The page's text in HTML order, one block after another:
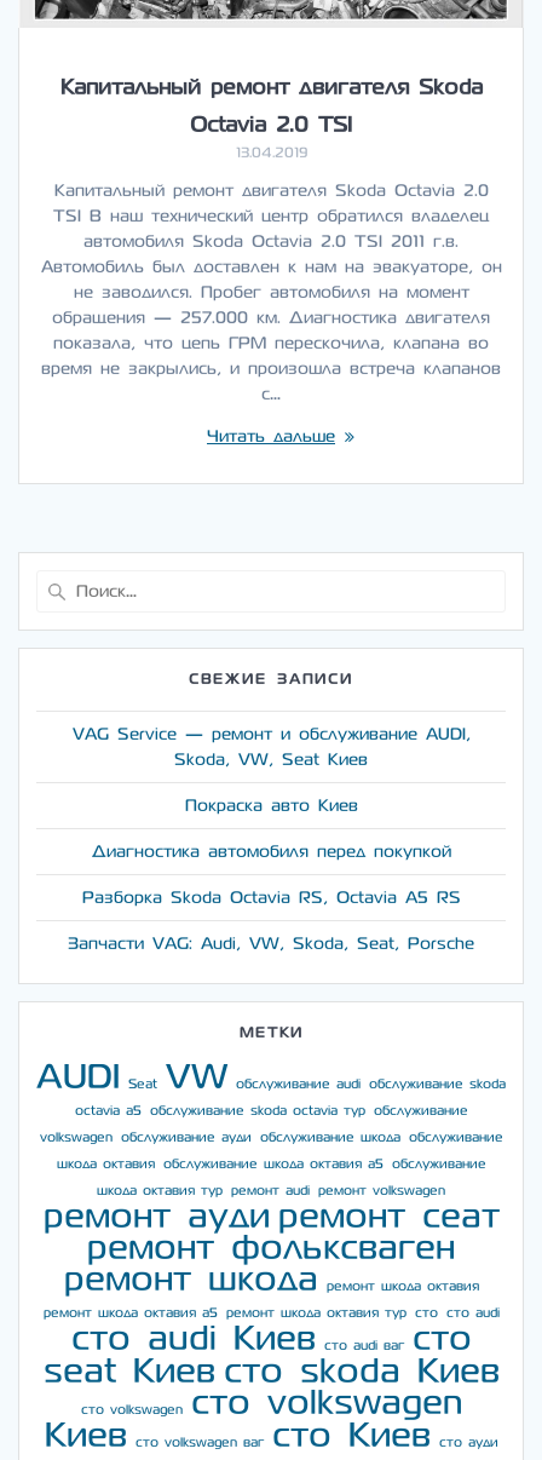
Капитальный ремонт двигателя Skoda
Octavia 2.0 TSI
13.04.2019
Капитальный ремонт двигателя Skoda Octavia 2.0
TSI В наш технический центр обратился владелец
автомобиля Skoda Octavia 2.0 TSI 2011 г.в.
Автомобиль был доставлен к нам на эвакуаторе, он
не заводился. Пробег автомобиля на момент
обращения — 257.000 км. Диагностика двигателя
показала, что цепь ГРМ перескочила, клапана во
время не закрылись, и произошла встреча клапанов
с…
Читать дальше
СВЕЖИЕ ЗАПИСИ
VAG Service — ремонт и обслуживание AUDI,
Skoda, VW, Seat Киев
Покраска авто Киев
Диагностика автомобиля перед покупкой
Разборка Skoda Octavia RS, Octavia A5 RS
Запчасти VAG: Audi, VW, Skoda, Seat, Porsche
МЕТКИ
AUDI Seat VW обслуживание audi
обслуживание skoda
octavia a5
обслуживание skoda octavia тур
обслуживание
volkswagen
обслуживание ауди обслуживание шкода
обслуживание
шкода октавия
обслуживание шкода октавия а5
обслуживание
шкода октавия тур
ремонт audi ремонт volkswagen
ремонт ауди ремонт сеат
ремонт фольксваген
ремонт шкода
ремонт шкода октавия
ремонт шкода октавия а5
ремонт шкода октавия тур сто сто audi
сто audi Киев сто audi ваг
сто
seat Киев сто skoda Киев
сто volkswagen
сто volkswagen
Киев
сто volkswagen ваг сто Киев сто ауди